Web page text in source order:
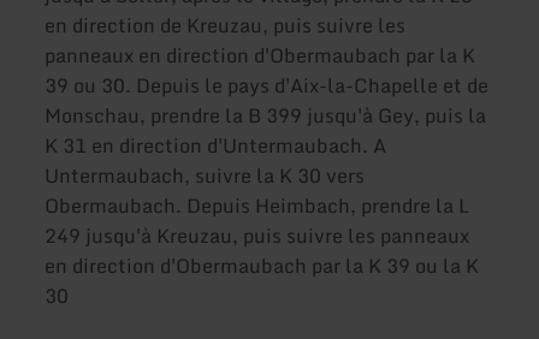
en direction de Kreuzau, puis suivre les
panneaux en direction d'Obermaubach par la K
39 ou 30. Depuis le pays d'Aix-la-Chapelle et de
Monschau, prendre la B 399 jusqu'à Gey, puis la
K 31 en direction d'Untermaubach. A
Untermaubach, suivre la K 30 vers
Obermaubach. Depuis Heimbach, prendre la L
249 jusqu'à Kreuzau, puis suivre les panneaux
en direction d'Obermaubach par la K 39 ou la K
30